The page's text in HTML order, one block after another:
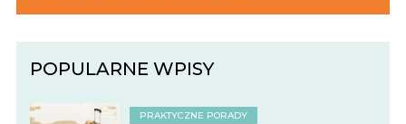
POPULARNE WPISY
PRAKTYCZNE PORADY